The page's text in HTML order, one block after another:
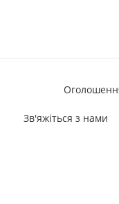
Зв'яжіться з нами